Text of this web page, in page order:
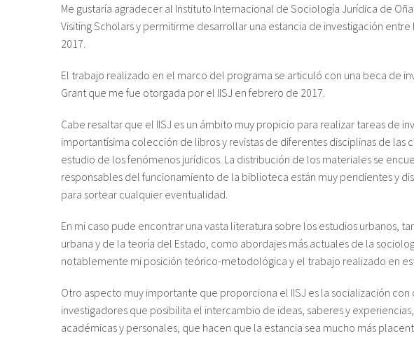
Me gustaría agradecer al Instituto Internacional de Sociología Jurídica de
Visiting Scholars y permitirme desarrollar una estancia de investigación
2017.
El trabajo realizado en el marco del programa se articuló con una beca de
Grant que me fue otorgada por el IISJ en febrero de 2017.
Cabe resaltar que el IISJ es un ámbito muy propicio para realizar tareas de
importantísima colección de libros y revistas de diferentes disciplinas de las
estudio de los fenómenos jurídicos. La distribución de los materiales se
responsables del funcionamiento de la biblioteca están muy pendientes y
para sortear cualquier eventualidad.
En mi caso pude encontrar una vasta literatura sobre los estudios urbanos,
urbana y de la teoría del Estado, como abordajes más actuales de la
notablemente mi posición teórico-metodológica y el trabajo realizado en
Otro aspecto muy importante que proporciona el IISJ es la socialización
investigadores que posibilita el intercambio de ideas, saberes y
académicas y personales, que hacen que la estancia sea mucho más